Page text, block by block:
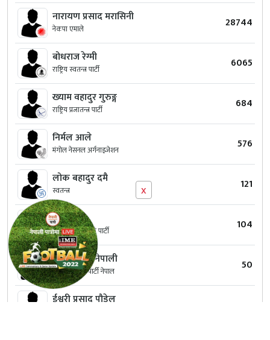
नारायण प्रसाद मरासिनी
नेकपा एमाले 28744
बोधराज रेग्मी
राष्ट्रिय स्वतन्त्र पार्टी 6065
ख्याम वहादुर गुरुङ्ग
राष्ट्रिय प्रजातन्त्र पार्टी 684
निर्मल आले
मंगोल नेसनल अर्गनाइजेशन 576
लोक बहादुर दमै
स्वतन्त्र 121
हरि नेपाल
मौलिक जरोकिलो पार्टी 104
तिल कुमारी नेपाली
जनसमाजवादी पार्टी नेपाल 50
ईश्वरी प्रसाद पौडेल
x